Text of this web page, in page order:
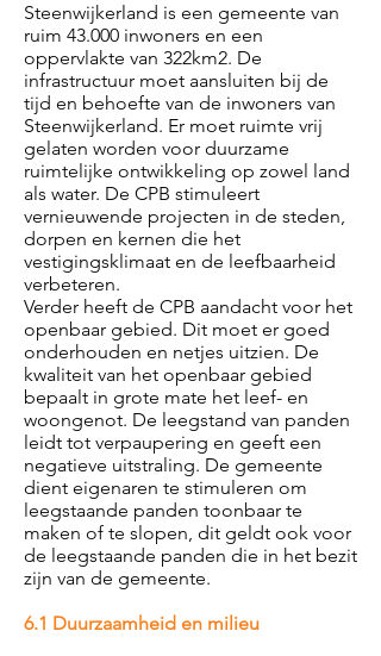
Steenwijkerland is een gemeente van
ruim 43.000 inwoners en een
oppervlakte van 322km2. De
infrastructuur moet aansluiten bij de
tijd en behoefte van de inwoners van
Steenwijkerland. Er moet ruimte vrij
gelaten worden voor duurzame
ruimtelijke ontwikkeling op zowel land
als water. De CPB stimuleert
vernieuwende projecten in de steden,
dorpen en kernen die het
vestigingsklimaat en de leefbaarheid
verbeteren.
Verder heeft de CPB aandacht voor het
openbaar gebied. Dit moet er goed
onderhouden en netjes uitzien. De
kwaliteit van het openbaar gebied
bepaalt in grote mate het leef- en
woongenot. De leegstand van panden
leidt tot verpaupering en geeft een
negatieve uitstraling. De gemeente
dient eigenaren te stimuleren om
leegstaande panden toonbaar te
maken of te slopen, dit geldt ook voor
de leegstaande panden die in het bezit
zijn van de gemeente.
6.1 Duurzaamheid en milieu